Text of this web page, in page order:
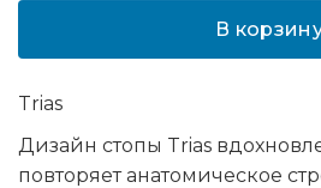
В
Trias
Дизайн стопы Trias
повторяет анатомическое